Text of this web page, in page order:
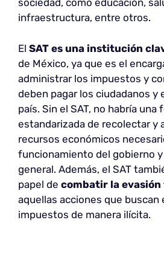
sociedad, como educación,
infraestructura, entre otros.
El SAT es una institución
de México, ya que es el
administrar los impuestos y
deben pagar los ciudadanos y
país. Sin el SAT, no habría una
estandarizada de recolectar y
recursos económicos
funcionamiento del gobierno
general. Además, el SAT
papel de combatir la evasión
aquellas acciones que buscan
impuestos de manera ilícita.